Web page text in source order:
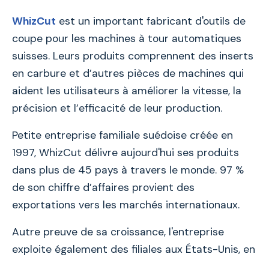
WhizCut est un important fabricant d'outils de
coupe pour les machines à tour automatiques
suisses. Leurs produits comprennent des inserts
en carbure et d’autres pièces de machines qui
aident les utilisateurs à améliorer la vitesse, la
précision et l’efficacité de leur production.
Petite entreprise familiale suédoise créée en
1997, WhizCut délivre aujourd'hui ses produits
dans plus de 45 pays à travers le monde. 97 %
de son chiffre d’affaires provient des
exportations vers les marchés internationaux.
Autre preuve de sa croissance, l'entreprise
exploite également des filiales aux États-Unis, en